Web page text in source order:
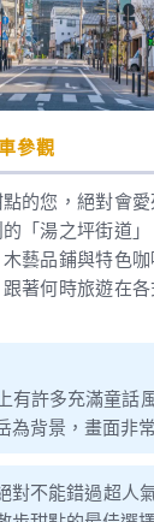
參觀
的您，絕對會
「湯之坪街道
藝品鋪與特色
著何時旅遊在
有許多充滿童話
為背景，畫面非
對不能錯過超人